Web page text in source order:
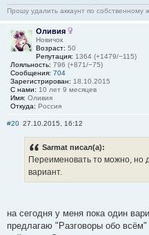
Прошу удалить аккаунт по собственному
Оливия
Новичок
Возраст: 50
Репутация: 1364 (+1479/−115)
Лояльность: 796 (+871/−75)
Сообщения: 704
Зарегистрирован: 18.10.2015
С нами: 10 лет 9 месяцев
Имя: Оливия
Откуда: Россия
#20 27.10.2015, 16:12
Sarmat писал(а):
Переименовать то можно, но
вариант.
на сегодня у меня пока один
предлагаю "Разговоры обо всём"